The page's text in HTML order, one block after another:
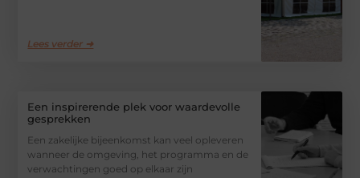
Lees verder ➜
Een inspirerende plek voor waardevolle
gesprekken
Een zakelijke bijeenkomst kan veel opleveren
wanneer de omgeving, het programma en de
verwachtingen goed op elkaar zijn